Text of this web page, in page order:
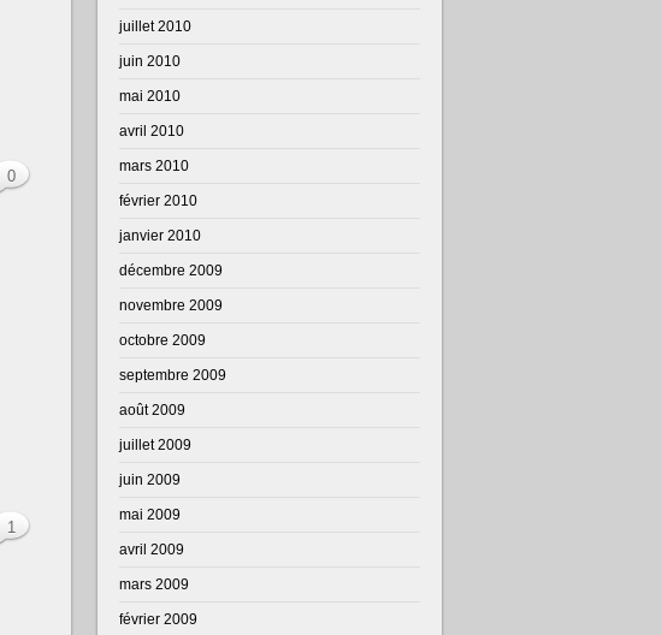
0
1
juillet 2010
juin 2010
mai 2010
avril 2010
mars 2010
février 2010
janvier 2010
décembre 2009
novembre 2009
octobre 2009
septembre 2009
août 2009
juillet 2009
juin 2009
mai 2009
avril 2009
mars 2009
février 2009